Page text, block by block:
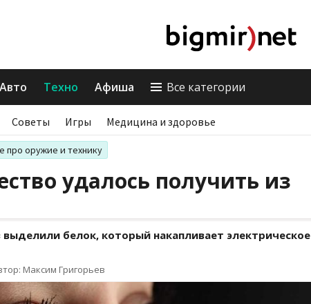
Авто Техно Афиша Все категории
Советы Игры Медицина и здоровье
про оружие и технику
удалось получить из
белок, который накапливает электрическое
Максим Григорьев